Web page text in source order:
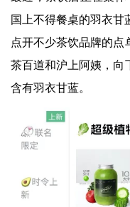
国上不得餐桌的羽衣甘
点开不少茶饮品牌的点
茶百道和沪上阿姨，向
含有羽衣甘蓝。